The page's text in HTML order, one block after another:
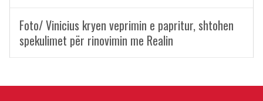
Foto/ Vinicius kryen veprimin e papritur, shtohen
spekulimet për rinovimin me Realin